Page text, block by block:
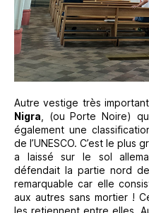
Autre vestige très
Nigra , (ou Porte Noire)
également une
de l’UNESCO. C’est le
a laissé sur le sol
défendait la partie nord
remarquable car elle
aux autres sans mortier !
les retiennent entre elles.